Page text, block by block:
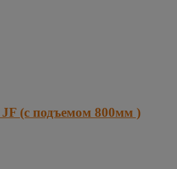
(с подъемом 800мм )